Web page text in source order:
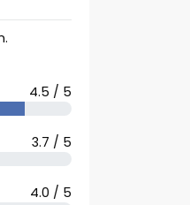
4.5 / 5
3.7 / 5
4.0 / 5